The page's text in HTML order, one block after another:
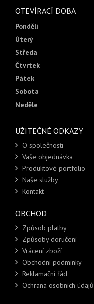
OTEVÍRACÍ DOBA
Pondělí
Úterý
Středa
Čtvrtek
Pátek
Sobota
Neděle
UŽITEČNÉ ODKAZY
O společnosti
Vaše objednávka
Produktové portfolio
Naše služby
Kontakt
OBCHOD
Způsob platby
Způsoby doručení
Vrácení zboží
Obchodní podmínky
Reklamační řád
Ochrana osobních údajů